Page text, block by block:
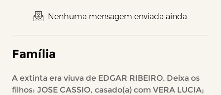
Nenhuma mensagem enviada ainda
Família
A extinta era viuva de EDGAR RIBEIRO. Deixa os
filhos: JOSE CASSIO, casado(a) com VERA LUCIA;